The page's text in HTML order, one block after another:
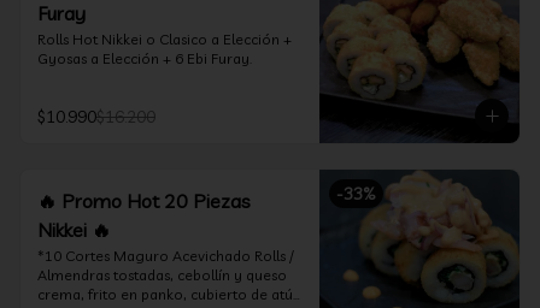
-Kanikama, queso crema, envuelto en
nori (hosomaki)
Furay
Rolls Hot Nikkei o Clasico a Elección +
Gyosas a Elección + 6 Ebi Furay.
$10.990$16.200
-33%
🔥 Promo Hot 20 Piezas
Nikkei 🔥
*10 Cortes Maguro Acevichado Rolls /
Almendras tostadas, cebollín y queso
crema, frito en panko, cubierto de atún